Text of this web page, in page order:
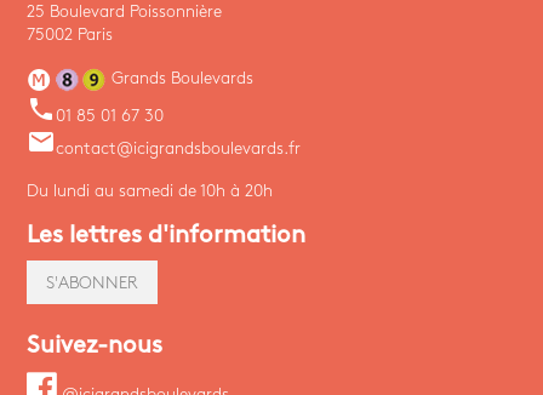
25 Boulevard Poissonnière
75002 Paris
Grands Boulevards
phone 01 85 01 67 30
emailcontact@icigrandsboulevards.fr
Du lundi au samedi de 10h à 20h
Les lettres d'information
S'ABONNER
Suivez-nous